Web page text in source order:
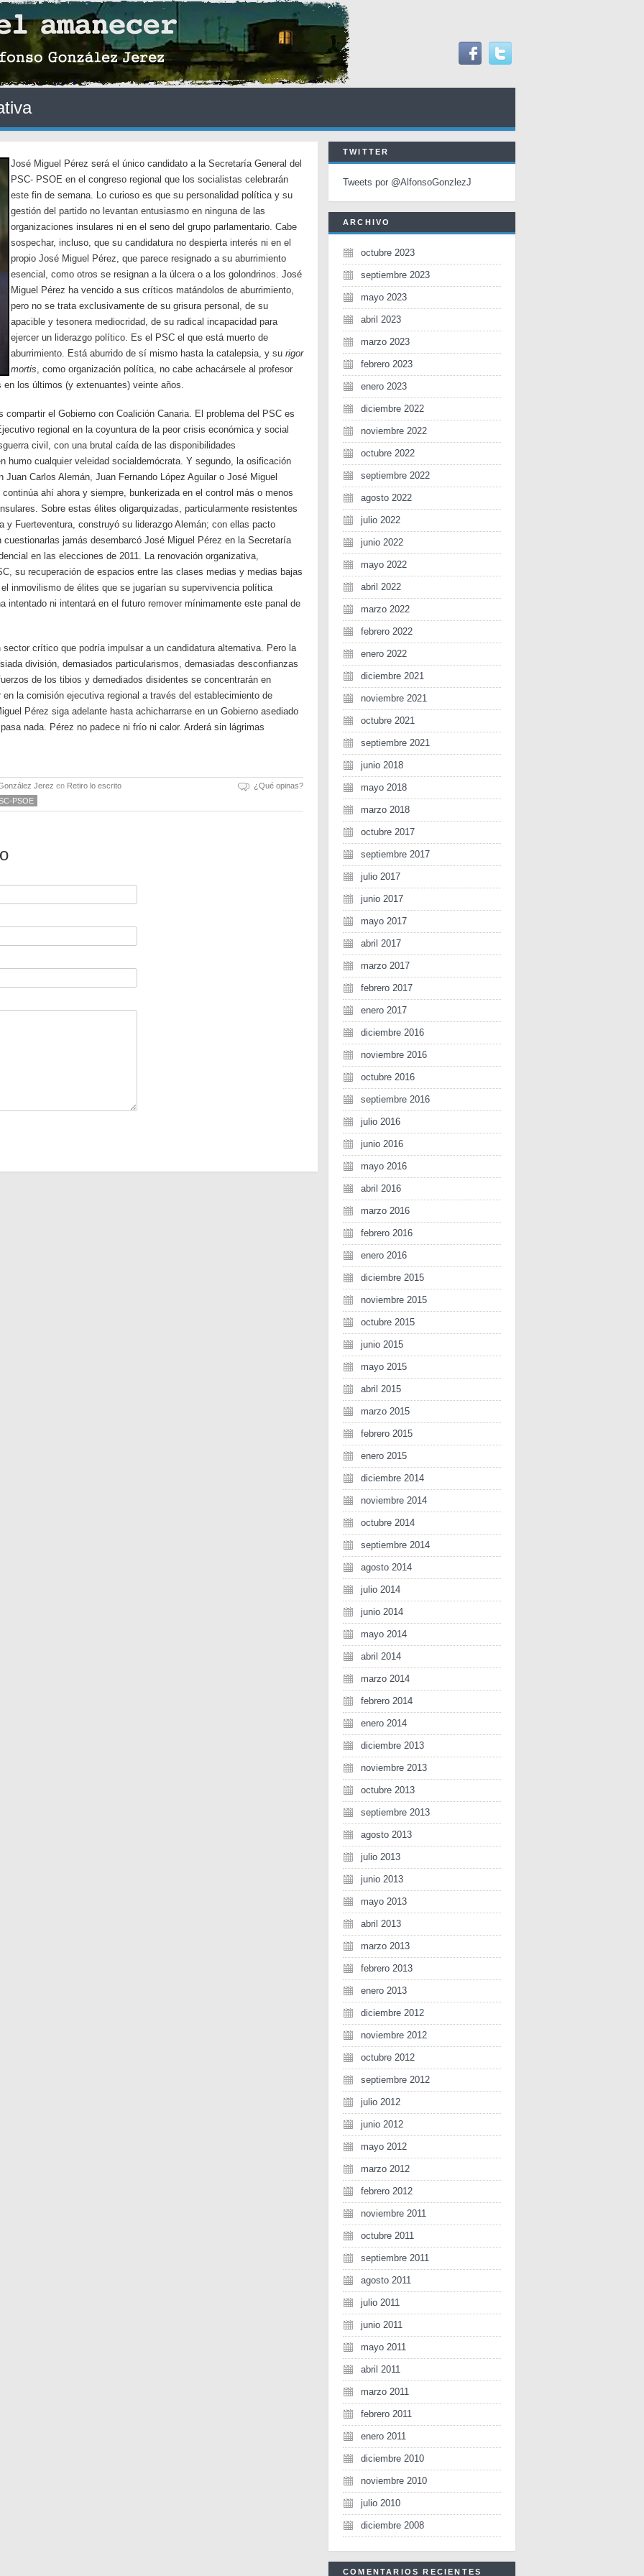
José Miguel Pérez será el único candidato a la Secretaría General del
PSC- PSOE en el congreso regional que los socialistas celebrarán
este fin de semana. Lo curioso es que su personalidad política y su
gestión del partido no levantan entusiasmo en ninguna de las
organizaciones insulares ni en el seno del grupo parlamentario. Cabe
sospechar, incluso, que su candidatura no despierta interés ni en el
propio José Miguel Pérez, que parece resignado a su aburrimiento
esencial, como otros se resignan a la úlcera o a los golondrinos. José
Miguel Pérez ha vencido a sus críticos matándolos de aburrimiento,
pero no se trata exclusivamente de su grisura personal, de su
apacible y tesonera mediocridad, de su radical incapacidad para
ejercer un liderazgo político. Es el PSC el que está muerto de
aburrimiento. Está aburrido de sí mismo hasta la catalepsia, y su rigor
mortis, como organización política, no cabe achacársele al profesor
los últimos (y extenuantes) veinte años.
compartir el Gobierno con Coalición Canaria. El problema del PSC es
regional en la coyuntura de la peor crisis económica y social
civil, con una brutal caída de las disponibilidades
humo cualquier veleidad socialdemócrata. Y segundo, la osificación
Carlos Alemán, Juan Fernando López Aguilar o José Miguel
ahí ahora y siempre, bunkerizada en el control más o menos
Sobre estas élites oligarquizadas, particularmente resistentes
y Fuerteventura, construyó su liderazgo Alemán; con ellas pacto
cuestionarlas jamás desembarcó José Miguel Pérez en la Secretaría
en las elecciones de 2011. La renovación organizativa,
su recuperación de espacios entre las clases medias y medias bajas
inmovilismo de élites que se jugarían su supervivencia política
intentado ni intentará en el futuro remover mínimamente este panal de
crítico que podría impulsar a un candidatura alternativa. Pero la
división, demasiados particularismos, demasiadas desconfianzas
de los tibios y demediados disidentes se concentrarán en
la comisión ejecutiva regional a través del establecimiento de
Pérez siga adelante hasta achicharrarse en un Gobierno asediado
nada. Pérez no padece ni frío ni calor. Arderá sin lágrimas
Jerez en Retiro lo escrito
¿Qué opinas?
PSOE
TWITTER
Tweets por @AlfonsoGonzlezJ
ARCHIVO
octubre 2023
septiembre 2023
mayo 2023
abril 2023
marzo 2023
febrero 2023
enero 2023
diciembre 2022
noviembre 2022
octubre 2022
septiembre 2022
agosto 2022
julio 2022
junio 2022
mayo 2022
abril 2022
marzo 2022
febrero 2022
enero 2022
diciembre 2021
noviembre 2021
octubre 2021
septiembre 2021
junio 2018
mayo 2018
marzo 2018
octubre 2017
septiembre 2017
julio 2017
junio 2017
mayo 2017
abril 2017
marzo 2017
febrero 2017
enero 2017
diciembre 2016
noviembre 2016
octubre 2016
septiembre 2016
julio 2016
junio 2016
mayo 2016
abril 2016
marzo 2016
febrero 2016
enero 2016
diciembre 2015
noviembre 2015
octubre 2015
junio 2015
mayo 2015
abril 2015
marzo 2015
febrero 2015
enero 2015
diciembre 2014
noviembre 2014
octubre 2014
septiembre 2014
agosto 2014
julio 2014
junio 2014
mayo 2014
abril 2014
marzo 2014
febrero 2014
enero 2014
diciembre 2013
noviembre 2013
octubre 2013
septiembre 2013
agosto 2013
julio 2013
junio 2013
mayo 2013
abril 2013
marzo 2013
febrero 2013
enero 2013
diciembre 2012
noviembre 2012
octubre 2012
septiembre 2012
julio 2012
junio 2012
mayo 2012
marzo 2012
febrero 2012
noviembre 2011
octubre 2011
septiembre 2011
agosto 2011
julio 2011
junio 2011
mayo 2011
abril 2011
marzo 2011
febrero 2011
enero 2011
diciembre 2010
noviembre 2010
julio 2010
diciembre 2008
COMENTARIOS RECIENTES